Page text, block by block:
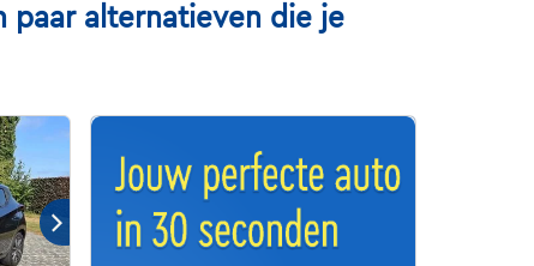
paar alternatieven die je